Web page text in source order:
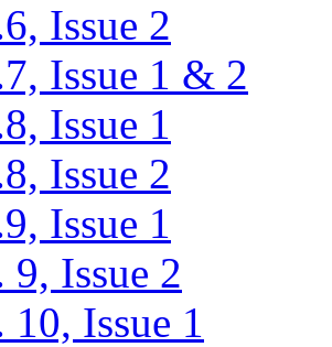
Issue 2
Issue 1 & 2
Issue 1
Issue 2
Issue 1
9, Issue 2
10, Issue 1